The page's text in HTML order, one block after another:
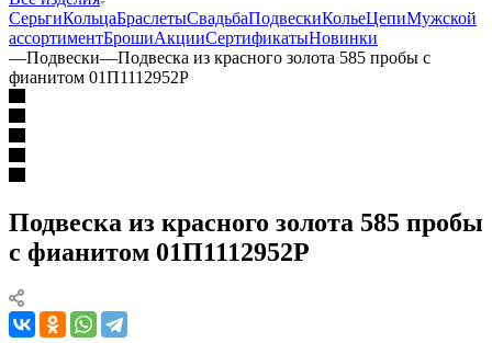
СерьгиКольцаБраслетыСвадьбаПодвескиКольеЦепиМужской
ассортиментБрошиАкцииСертификатыНовинки
—Подвески—Подвеска из красного золота 585 пробы с
фианитом 01П1112952Р
Подвеска из красного золота 585 пробы
с фианитом 01П1112952Р